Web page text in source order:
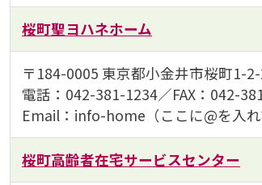
桜町聖ヨハネホーム
〒184-0005 東京都小金井市桜町1-
電話：042-381-1234／FAX：042-
Email：info-home（ここに@を入
桜町高齢者在宅サービスセンター